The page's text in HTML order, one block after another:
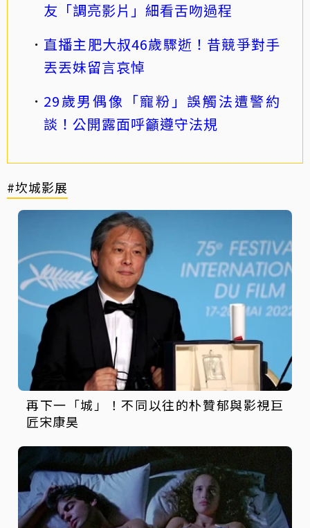
友「調亮影片」細看舌吻過程
直播主肥大叔46歲驟逝！昔競爭對手
丟丟妹留言哀悼
29歲男偶像「寵粉」誤觸法遭警約
談！公開露面呼籲遵守法規
#坎城影展
再下一「城」！不同以往的朴贊郁與影視巨
匠宋康昊